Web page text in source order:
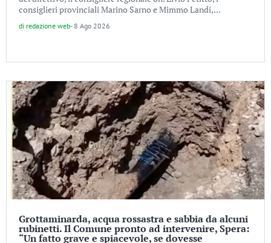
consiglieri provinciali Marino Sarno e Mimmo Landi,...
di redazione web- 8 Ago 2026
Grottaminarda, acqua rossastra e sabbia da alcuni
rubinetti. Il Comune pronto ad intervenire, Spera:
“Un fatto grave e spiacevole, se dovesse